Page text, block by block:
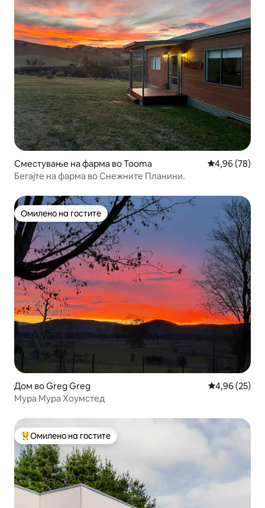
Сместување на фарма во Tooma Просечна
4,96 (78)
Бегајте на фарма во Снежните Планини.
Омилено на гостите
Омилено на гостите
Дом во Greg Greg Просечна
4,96 (25)
Мура Мура Хоумстед
Меѓу најуспешните „Омилени на гостите“
Омилено на гостите